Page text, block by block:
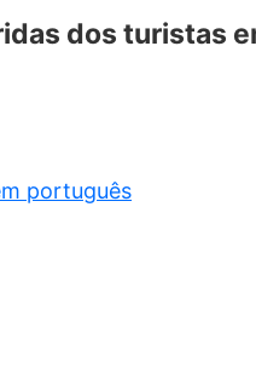
dos turistas
português